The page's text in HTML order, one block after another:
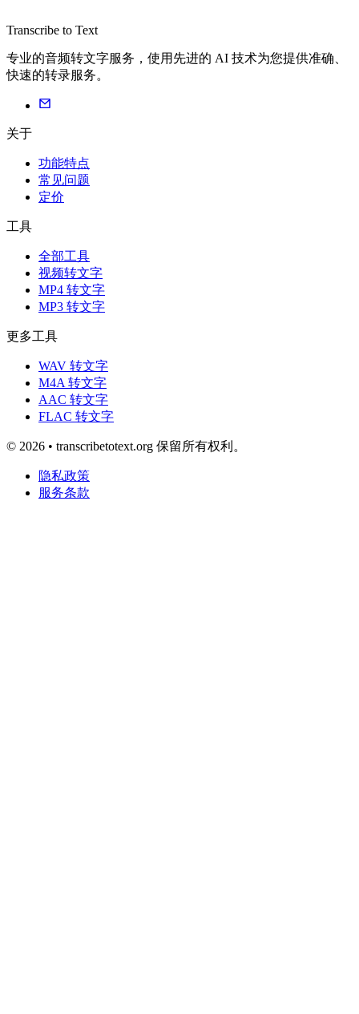
Transcribe to Text
专业的音频转文字服务，使用先进的 AI 技术为您提供准确、
快速的转录服务。
关于
功能特点
常见问题
定价
工具
全部工具
视频转文字
MP4 转文字
MP3 转文字
更多工具
WAV 转文字
M4A 转文字
AAC 转文字
FLAC 转文字
© 2026 • transcribetotext.org 保留所有权利。
隐私政策
服务条款